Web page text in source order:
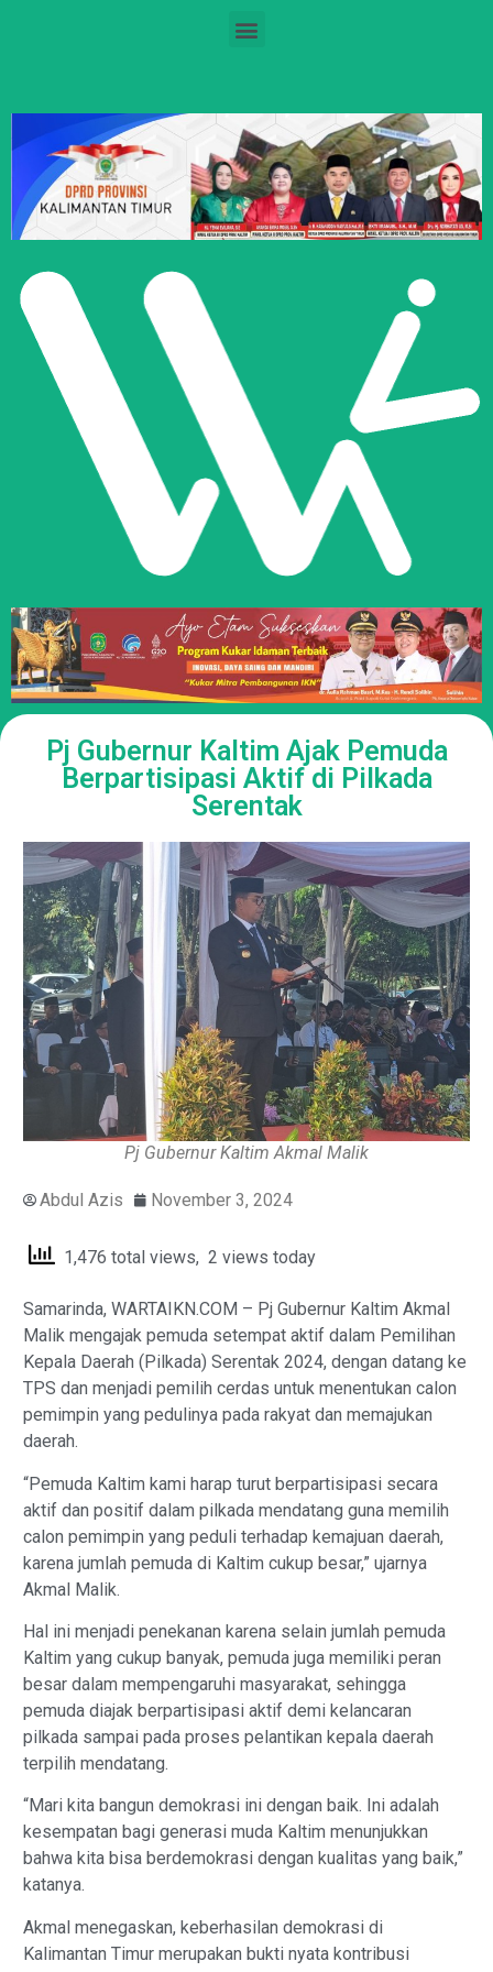
Pj Gubernur Kaltim Ajak Pemuda
Berpartisipasi Aktif di Pilkada
Serentak
Pj Gubernur Kaltim Akmal Malik
Abdul Azis November 3, 2024
1,476 total views, 2 views today
Samarinda, WARTAIKN.COM – Pj Gubernur Kaltim Akmal
Malik mengajak pemuda setempat aktif dalam Pemilihan
Kepala Daerah (Pilkada) Serentak 2024, dengan datang ke
TPS dan menjadi pemilih cerdas untuk menentukan calon
pemimpin yang pedulinya pada rakyat dan memajukan
daerah.
“Pemuda Kaltim kami harap turut berpartisipasi secara
aktif dan positif dalam pilkada mendatang guna memilih
calon pemimpin yang peduli terhadap kemajuan daerah,
karena jumlah pemuda di Kaltim cukup besar,” ujarnya
Akmal Malik.
Hal ini menjadi penekanan karena selain jumlah pemuda
Kaltim yang cukup banyak, pemuda juga memiliki peran
besar dalam mempengaruhi masyarakat, sehingga
pemuda diajak berpartisipasi aktif demi kelancaran
pilkada sampai pada proses pelantikan kepala daerah
terpilih mendatang.
“Mari kita bangun demokrasi ini dengan baik. Ini adalah
kesempatan bagi generasi muda Kaltim menunjukkan
bahwa kita bisa berdemokrasi dengan kualitas yang baik,”
katanya.
Akmal menegaskan, keberhasilan demokrasi di
Kalimantan Timur merupakan bukti nyata kontribusi